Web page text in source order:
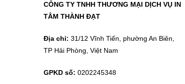
CÔNG TY TNHH THƯƠNG MẠI DỊCH VỤ IN
TÂM THÀNH ĐẠT
Địa chỉ: 31/12 Vĩnh Tiến, phường An Biên,
TP Hải Phòng, Việt Nam
GPKD số: 0202245348